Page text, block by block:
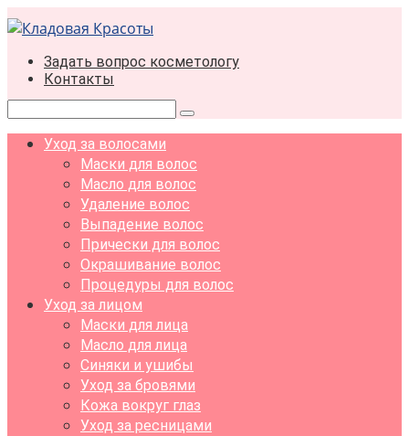
Перейти
к
контентуЗадать вопрос косметологу
Контакты
Поиск:
Уход за волосами
Маски для волос
Масло для волос
Удаление волос
Выпадение волос
Прически для волос
Окрашивание волос
Процедуры для волос
Уход за лицом
Маски для лица
Масло для лица
Синяки и ушибы
Уход за бровями
Кожа вокруг глаз
Уход за ресницами